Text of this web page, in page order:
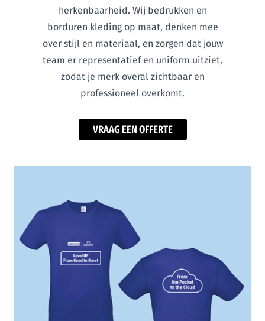
herkenbaarheid. Wij bedrukken en
borduren kleding op maat, denken mee
over stijl en materiaal, en zorgen dat jouw
team er representatief en uniform uitziet,
zodat je merk overal zichtbaar en
professioneel overkomt.
VRAAG EEN OFFERTE